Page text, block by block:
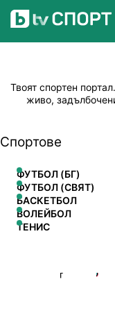
Твоят спортен
живо,
Спортове
ФУТБОЛ (БГ)
ФУТБОЛ (СВЯТ)
БАСКЕТБОЛ
ВОЛЕЙБОЛ
ТЕНИС